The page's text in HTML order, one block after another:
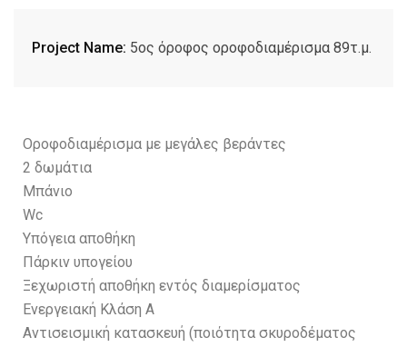
Project Name: 5ος όροφος οροφοδιαμέρισμα 89τ.μ.
Οροφοδιαμέρισμα με μεγάλες βεράντες
2 δωμάτια
Μπάνιο
Wc
Yπόγεια αποθήκη
Πάρκιν υπογείου
Ξεχωριστή αποθήκη εντός διαμερίσματος
Ενεργειακή Κλάση Α
Αντισεισμική κατασκευή (ποιότητα σκυροδέματος